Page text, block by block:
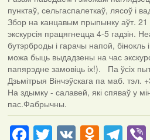
пунктаў, сельгаспалеткаў, лясоў і
Збор на канцавым прыпынку аўт.
экскурсія працягнецца 4-5 гадзін.
бутэрброды і гарачы напой, бінокль
можа быць выдадзены на час
папярэдне замовіць іх!). Па ўсіх
Дзьмітрыя Вінчэўскага па маб. тэл.
На здымку - салавей, які спяваў у
пас.Фабрычны.
Facebook
Twitter
VK